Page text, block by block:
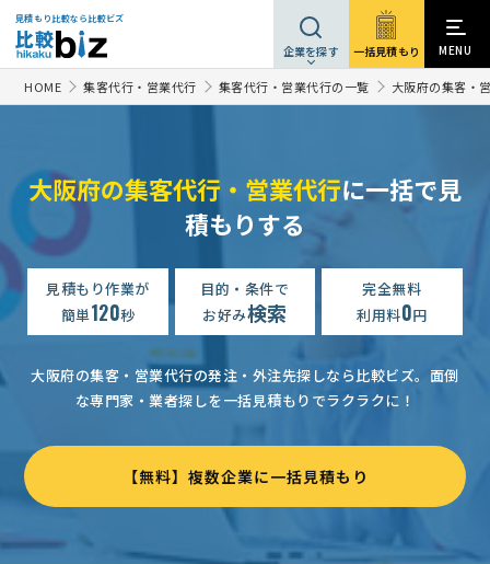
見積もり比較なら比較ビズ
企業を探す 一括見積もり MENU
HOME 集客代行・営業代行 集客代行・営業代行の一覧 大阪府の集客・
大阪府の集客代行・営業代行に一括で見
積もりする
見積もり作業が
簡単120秒
目的・条件で
お好み検索
完全無料
利用料0円
大阪府の集客・営業代行の発注・外注先探しなら比較ビズ。 面倒
な専門家・業者探しを一括見積もりでラクラクに！
【無料】複数企業に一括見積もり
ダイレクトメールの資料請求 15万円まで
広告・営業支援会社への相談・問合せ 相談して決めたい 大阪
ダイレクトメールの資料請求 相談して決めたい
【BtoB新規アポ獲得依頼】営業アウトソーシングの相談・提案依頼
【地域産品の欧州展示会出展調査】の見積もり依頼
【ポケットティッシュのポスティング・10,000個〜20000個】の見積依頼
クリニックの受付を近隣から探している。 相談して決めたい
【地域体験型コンテンツ”】PR・広報の相談・提案依頼